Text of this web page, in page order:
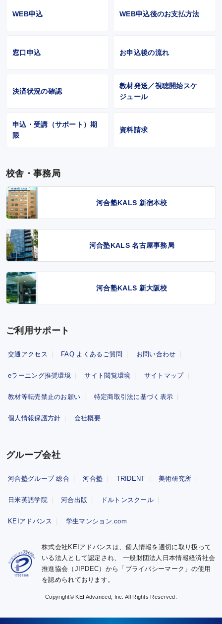
WEB申込 WEB申込後のお支払方法
窓口申込 お申込後の流れ
決済状況の確認
教材発送／視聴開始スケ
ジュール
申込・受講（サポート）期
限
資料請求
校舎・事務局
河合塾KALS 新宿本校
河合塾KALS 名古屋事務局
河合塾KALS 新大阪校
ご利用サポート
交通アクセス FAQ よくあるご質問 お問い合わせ
eラーニング推奨環境 サイト閲覧環境 サイトマップ
教材等転売禁止のお願い 特定商取引法に基づく表示
個人情報保護方針 会社概要
グループ会社
河合塾グループ 総合 河合塾 TRIDENT 美術研究所
日米英語学院 河合出版 ドルトンスクール
KEIアドバンス 学生マンション.com
株式会社KEIアドバンスは、個人情報を適切に取り扱って
いる法人として認定され、 一般財団法人日本情報経済社会
推進協会（JIPDEC）から「プライバシーマーク」の使用
を認められております。
Copyright© KEI Advanced, Inc. All Rights Reserved.